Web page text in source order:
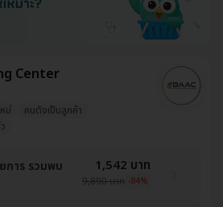
Center
ม่
คนดังเป็นลูกค้า
การ รวมพบ
1,542 บาท
9,890 บาท -84%